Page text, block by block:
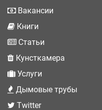
Вакансии
Книги
Статьи
Кунсткамера
Услуги
Дымовые трубы
Twitter